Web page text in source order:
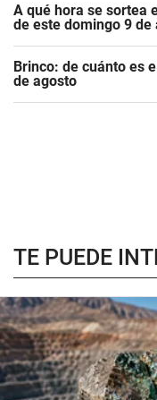
A qué hora se sortea
de este domingo 9 de
Brinco: de cuánto es
de agosto
TE PUEDE